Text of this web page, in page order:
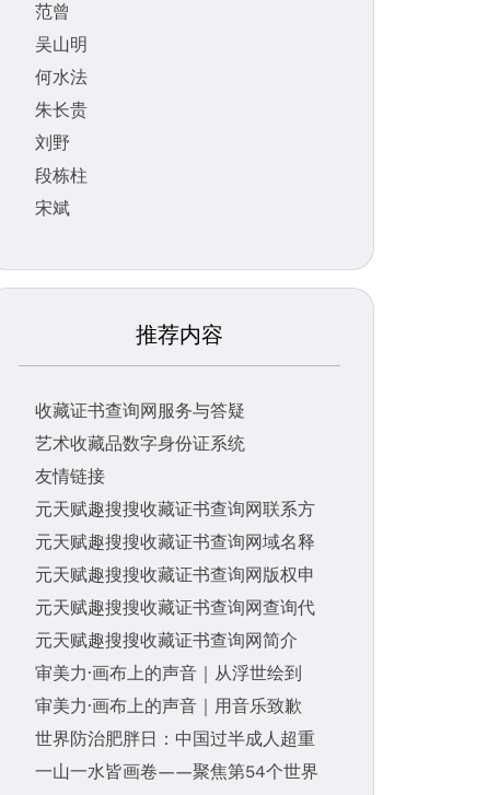
范曾
吴山明
何水法
朱长贵
刘野
段栋柱
宋斌
推荐内容
收藏证书查询网服务与答疑
艺术收藏品数字身份证系统
友情链接
元天赋趣搜搜收藏证书查询网联系方
元天赋趣搜搜收藏证书查询网域名释
元天赋趣搜搜收藏证书查询网版权申
元天赋趣搜搜收藏证书查询网查询代
元天赋趣搜搜收藏证书查询网简介
审美力·画布上的声音｜从浮世绘到
审美力·画布上的声音｜用音乐致歉
世界防治肥胖日：中国过半成人超重
一山一水皆画卷——聚焦第54个世界